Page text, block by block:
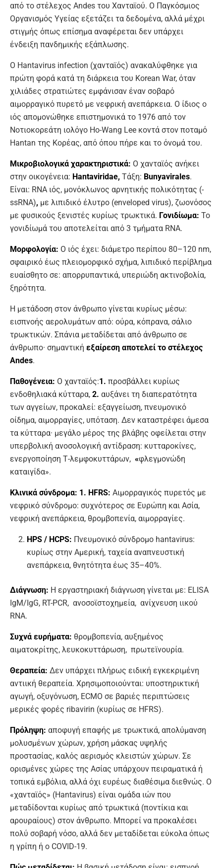
από το στέλεχος Andes του Χανταϊού. Ο Παγκόσμιος
Οργανισμός Υγείας εξετάζει τα δεδομένα, αλλά μέχρι
στιγμής όπως επίσημα αναφέρεται δεν υπάρχει
ένδειξη πανδημικής εξάπλωσης.
Ο Hantavirus infection (χανταϊός) ανακαλύφθηκε για
πρώτη φορά κατά τη διάρκεια του Korean War, όταν
χιλιάδες στρατιώτες εμφάνισαν έναν σοβαρό
αιμορραγικό πυρετό με νεφρική ανεπάρκεια. Ο ίδιος ο
ιός απομονώθηκε επιστημονικά το 1976 από τον
Νοτιοκορεάτη ιολόγο Ho-Wang Lee κοντά στον ποταμό
Hantan της Κορέας, από όπου πήρε και το όνομά του.
Μικροβιολογικά χαρακτηριστικά: Ο χανταϊός ανήκει
στην οικογένεια: Hantaviridae, Τάξη: Bunyavirales.
Είναι: RNA ιός, μονόκλωνος αρνητικής πολικότητας (-
ssRNA), με λιπιδικό έλυτρο (enveloped virus), ζωονόσος
με φυσικούς ξενιστές κυρίως τρωκτικά. Γονιδίωμα: Το
γονιδίωμά του αποτελείται από 3 τμήματα RNA.
Μορφολογία: Ο ιός έχει: διάμετρο περίπου 80–120 nm,
σφαιρικό έως πλειομορφικό σχήμα, λιπιδικό περίβλημα
ευαίσθητο σε: απορρυπαντικά, υπεριώδη ακτινοβολία,
ξηρότητα.
Η μετάδοση στον άνθρωπο γίνεται κυρίως μέσω:
εισπνοής αερολυμάτων από: ούρα, κόπρανα, σάλιο
τρωκτικών. Σπάνια μεταδίδεται από άνθρωπο σε
άνθρωπο· σημαντική εξαίρεση αποτελεί το στέλεχος
Andes.
Παθογένεια: Ο χανταϊός:1. προσβάλλει κυρίως
ενδοθηλιακά κύτταρα, 2. αυξάνει τη διαπερατότητα
των αγγείων, προκαλεί: εξαγγείωση, πνευμονικό
οίδημα, αιμορραγίες, υπόταση. Δεν καταστρέφει άμεσα
τα κύτταρα· μεγάλο μέρος της βλάβης οφείλεται στην
υπερβολική ανοσολογική αντίδραση: κυτταροκίνες,
ενεργοποίηση Τ-λεμφοκυττάρων, «φλεγμονώδη
καταιγίδα».
Κλινικά σύνδρομα: 1. HFRS: Αιμορραγικός πυρετός με
νεφρικό σύνδρομο: συχνότερος σε Ευρώπη και Ασία,
νεφρική ανεπάρκεια, θρομβοπενία, αιμορραγίες.
HPS / HCPS: Πνευμονικό σύνδρομο hantavirus:
κυρίως στην Αμερική, ταχεία αναπνευστική
ανεπάρκεια, θνητότητα έως 35–40%.
Διάγνωση: Η εργαστηριακή διάγνωση γίνεται με: ELISA
IgM/IgG, RT-PCR, ανοσοϊστοχημεία, ανίχνευση ιικού
RNA.
Συχνά ευρήματα: θρομβοπενία, αυξημένος
αιματοκρίτης, λευκοκυττάρωση, πρωτεϊνουρία.
Θεραπεία: Δεν υπάρχει πλήρως ειδική εγκεκριμένη
αντιική θεραπεία. Χρησιμοποιούνται: υποστηρικτική
αγωγή, οξυγόνωση, ECMO σε βαριές περιπτώσεις
μερικές φορές ribavirin (κυρίως σε HFRS).
Πρόληψη: αποφυγή επαφής με τρωκτικά, απολύμανση
μολυσμένων χώρων, χρήση μάσκας υψηλής
προστασίας, καλός αερισμός κλειστών χώρων. Σε
ορισμένες χώρες της Ασίας υπάρχουν πειραματικά ή
τοπικά εμβόλια, αλλά όχι ευρέως διαθέσιμα διεθνώς. Ο
«χανταϊός» (Hantavirus) είναι ομάδα ιών που
μεταδίδονται κυρίως από τρωκτικά (ποντίκια και
αρουραίους) στον άνθρωπο. Μπορεί να προκαλέσει
πολύ σοβαρή νόσο, αλλά δεν μεταδίδεται εύκολα όπως
η γρίπη ή ο COVID-19.